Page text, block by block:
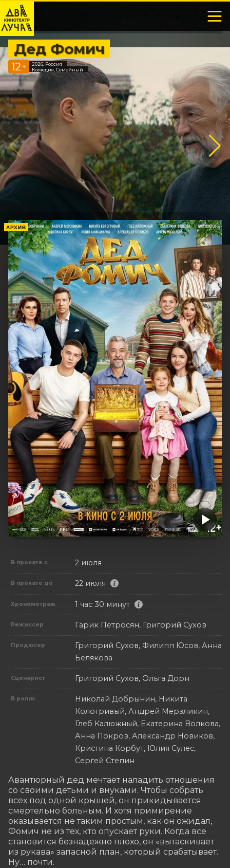
Дед Фомич
12 +
2026, Россия
Комедия, Семейный
АРХИВ
В прокате с 2 июля
В прокате до 22 июля
Хронометраж 1 час 30 минут
Режиссер Гарик Петросян, Григорий Сухов
Продюсер
Григорий Сухов, Филипп Юсов, Анна
Белякова
Сценарист Григорий Сухов, Ольга Дорн
В ролях
Николай Добрынин, Никита
Кологривый, Андрей Мерзликин,
Глеб Калюжный, Екатерина Волкова,
Анна Покров, Александр Новиков,
Кристина Корбут, Юлия Сулес,
Сергей Степин
Авантюрный дед мечтает наладить отношения
со своими детьми и внуками. Чтобы собрать
всех под одной крышей, он прикидывается
смертельно больным. И хотя примирение
оказывается не таким простым, как он ожидал,
Фомич не из тех, кто опускает руки. Когда все
становится безнадежно плохо, он «вытаскивает
из рукава» запасной план, который срабатывает.
Ну… почти.